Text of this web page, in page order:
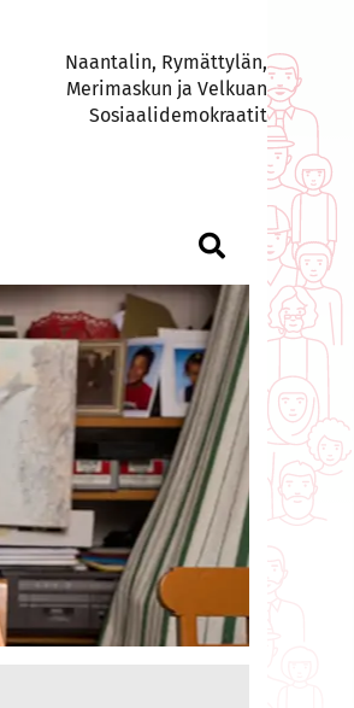
Naantalin, Rymättylän,
Merimaskun ja Velkuan
Sosiaalidemokraatit